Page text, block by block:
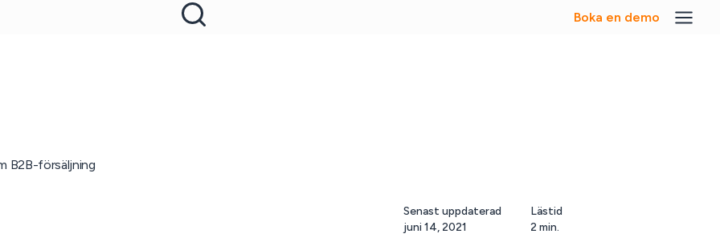
Boka en demo
B2B-försäljning
Senast uppdaterad
juni 14, 2021
Lästid
2 min.